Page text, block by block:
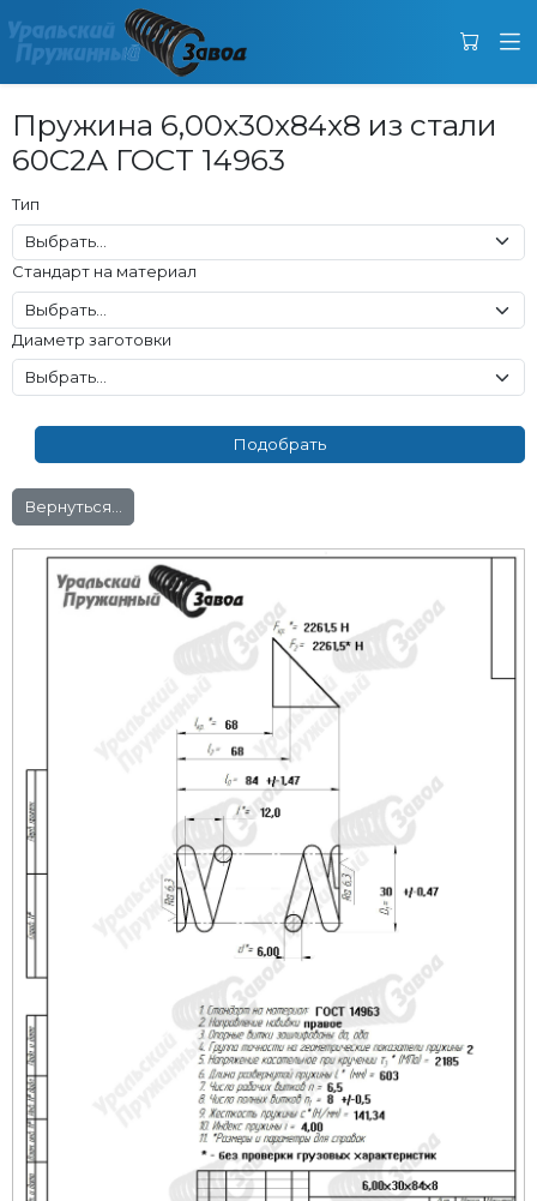
Пружина 6,00x30x84x8 из стали
60С2А ГОСТ 14963
Тип
Стандарт на материал
Диаметр заготовки
Вернуться...